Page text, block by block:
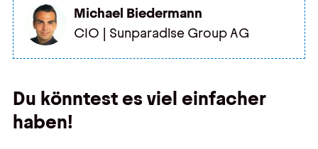
Michael Biedermann
CIO | Sunparadise Group AG
Du könntest es viel einfacher
haben!